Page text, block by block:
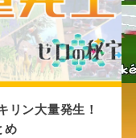
リン大量発生！
め